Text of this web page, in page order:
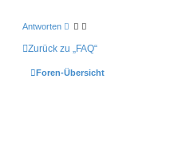
Antworten
Zurück zu „FAQ“
Foren-Übersicht